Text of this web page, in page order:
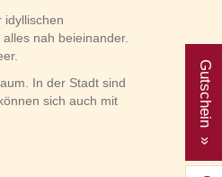
Gutschein »
idyllischen
nah beieinander.
In der Stadt sind
sich auch mit